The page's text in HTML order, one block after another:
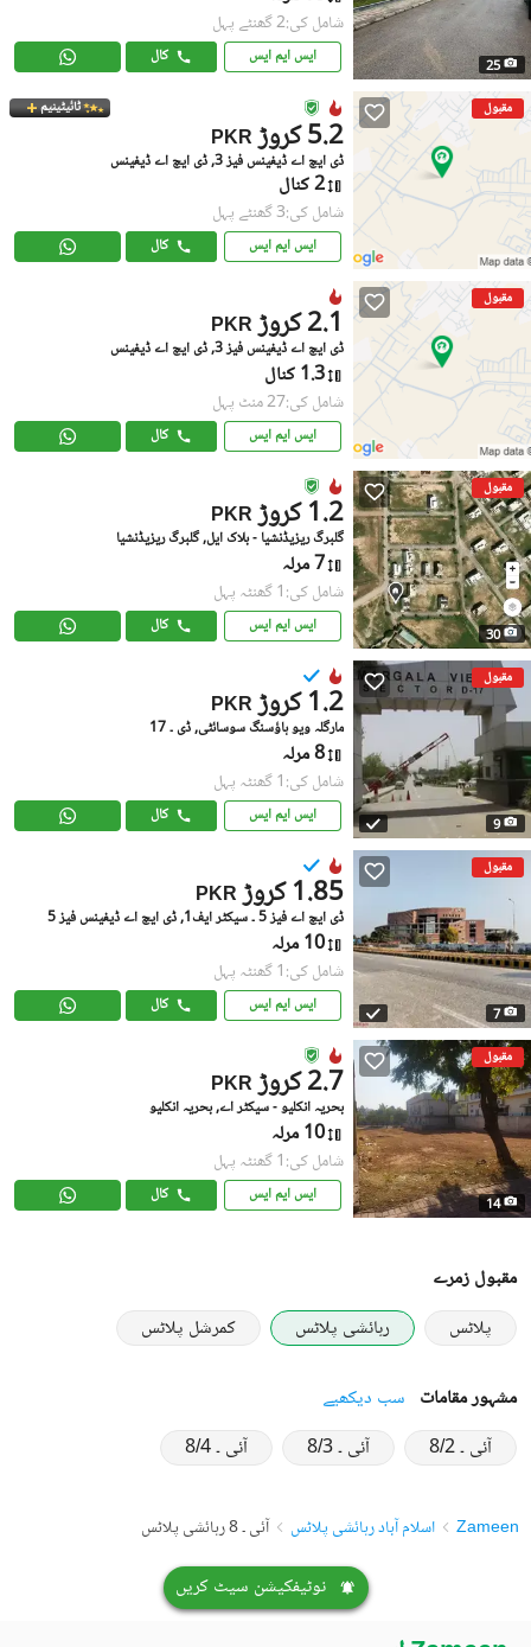
25
شامل کی:2 گھنٹے پہل
ایس ایم ایس کال
مقبول ٹائیٹینیم
PKR 5.2 کروڑ
ڈی ایچ اے ڈیفینس فیز 3, ڈی ایچ اے ڈیفینس
2 کنال
شامل کی:3 گھنٹے پہل
ایس ایم ایس کال
مقبول
PKR 2.1 کروڑ
ڈی ایچ اے ڈیفینس فیز 3, ڈی ایچ اے ڈیفینس
1.3 کنال
شامل کی:27 منٹ پہل
ایس ایم ایس کال
مقبول
30
PKR 1.2 کروڑ
گلبرگ ریزیڈنشیا - بلاک ایل, گلبرگ ریزیڈنشیا
7 مرلہ
شامل کی:1 گھنٹہ پہل
ایس ایم ایس کال
مقبول
9
PKR 1.2 کروڑ
مارگلہ ویو ہاؤسنگ سوسائٹی, ڈی ۔ 17
8 مرلہ
شامل کی:1 گھنٹہ پہل
ایس ایم ایس کال
مقبول
7
PKR 1.85 کروڑ
ڈی ایچ اے فیز 5 ۔ سیکٹر ایف1, ڈی ایچ اے ڈیفینس فیز 5
10 مرلہ
شامل کی:1 گھنٹہ پہل
ایس ایم ایس کال
مقبول
14
PKR 2.7 کروڑ
بحریہ انکلیو - سیکٹر اے, بحریہ انکلیو
10 مرلہ
شامل کی:1 گھنٹہ پہل
ایس ایم ایس کال
مقبول زمرے
پلاٹس
رہائشی پلاٹس کمرشل پلاٹس
مشہور مقامات سب دیکھیے
آئی ۔ 8/2
آئی ۔ 8/3 آئی ۔ 8/4
Zameen اسلام آباد رہائشی پلاٹس آئی ۔ 8 رہائشی پلاٹس
نوٹیفکیشن سیٹ کریں